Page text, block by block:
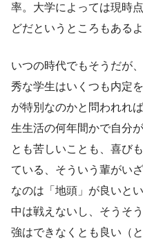
率。大学によっては現時
どだというところもあるよ
いつの時代でもそうだが
秀な学生はいくつも内定
が特別なのかと問われれ
生生活の何年間かで自分
とも苦しいことも、喜び
ている、そういう輩がい
なのは「地頭」が良いと
中は戦えないし、そうそ
強はできなくとも良い（